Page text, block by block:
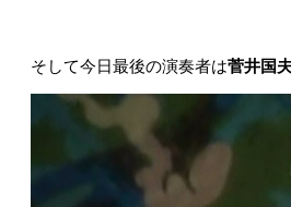
そして今日最後の演奏者は菅井国